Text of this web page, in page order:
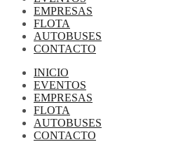
EMPRESAS
FLOTA
AUTOBUSES
CONTACTO
INICIO
EVENTOS
EMPRESAS
FLOTA
AUTOBUSES
CONTACTO